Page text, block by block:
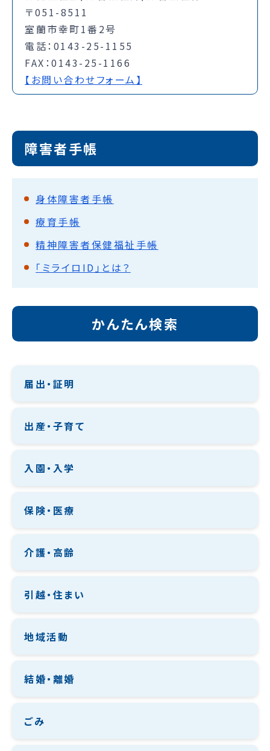
〒051-8511
室蘭市幸町1番2号
電話：0143-25-1155
FAX：0143-25-1166
【お問い合わせフォーム】
障害者手帳
身体障害者手帳
療育手帳
精神障害者保健福祉手帳
「ミライロID」とは？
かんたん検索
届出・証明
出産・子育て
入園・入学
保険・医療
介護・高齢
引越・住まい
地域活動
結婚・離婚
ごみ